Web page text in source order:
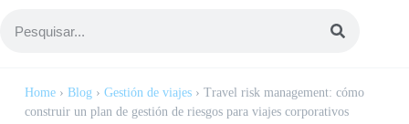
Home› Blog› Gestión de viajes› Travel risk management: cómo
construir un plan de gestión de riesgos para viajes corporativos